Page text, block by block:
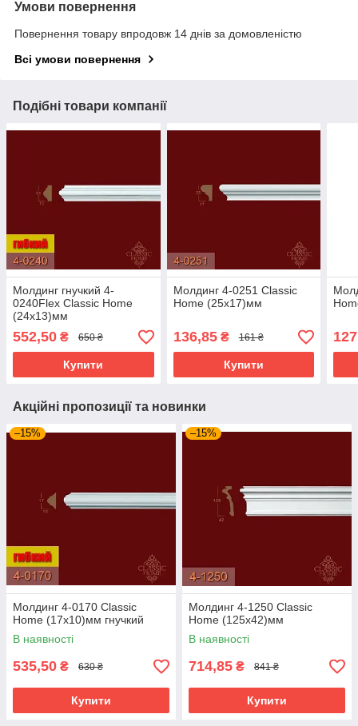
Умови повернення
Повернення товару впродовж 14 днів за домовленістю
Всі умови повернення
Подібні товари компанії
Молдинг гнучкий 4-
0240Flex Classic Home
(24x13)мм
552,50 ₴ 650 ₴
Купити
Молдинг 4-0251 Classic
Home (25x17)мм
136,85₴ 161 ₴
Купити
Акційні пропозиції та новинки
–15%
Молдинг 4-0170 Classic
Home (17x10)мм гнучкий
В наявності
535,50 ₴ 630 ₴
Купити
–15%
Молдинг 4-1250 Classic
Home (125x42)мм
В наявності
714,85 ₴ 841 ₴
Купити